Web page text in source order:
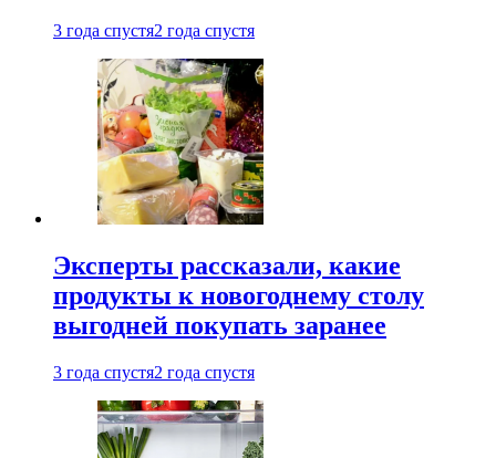
3 года спустя2 года спустя
Эксперты рассказали, какие
продукты к новогоднему столу
выгодней покупать заранее
3 года спустя2 года спустя